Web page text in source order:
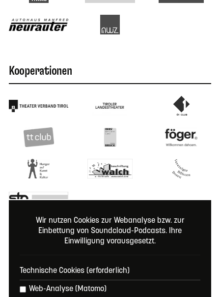
Kooperationen
Online
Tickets kaufen
E-Mail
ticket@volksschauspiele.at
Wir nutzen Cookies zur Webanalyse bzw. zur
Einbettung von Soundcloud-Podcasts. Ihre
Einwilligung vorausgesetzt.
Technische Cookies (erforderlich)
Web-Analyse (Matomo)